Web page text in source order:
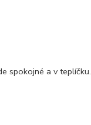
spokojné a v teplíčku.